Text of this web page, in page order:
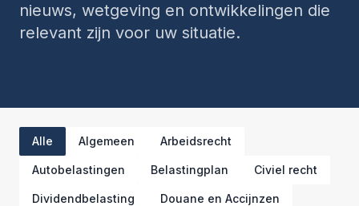
werken bij
nieuws, wetgeving en ontwikkelingen die
relevant zijn voor uw situatie.
Alle Algemeen Arbeidsrecht
Autobelastingen Belastingplan Civiel recht
Dividendbelasting Douane en Accijnzen